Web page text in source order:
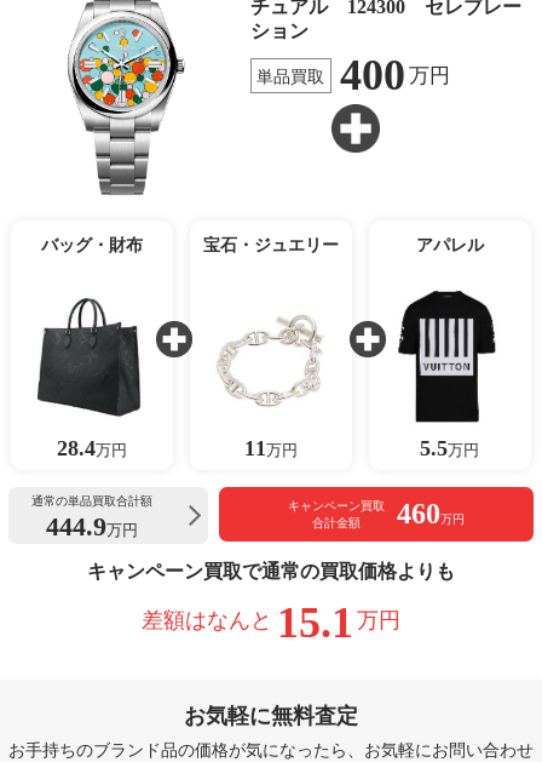
チュアル 124300 セレブレー
ション
単品買取 400 万円
バッグ・財布
28.4万円
宝石・ジュエリー
11 万円
アパレル
5.5万円
通常の単品買取合計額
444.9万円
キャンペーン買取
合計金額
460万円
キャンペーン買取で通常の買取価格よりも
差額はなんと 15.1 万円
お気軽に無料査定
お手持ちのブランド品の価格が気になったら、お気軽にお問い合わせ